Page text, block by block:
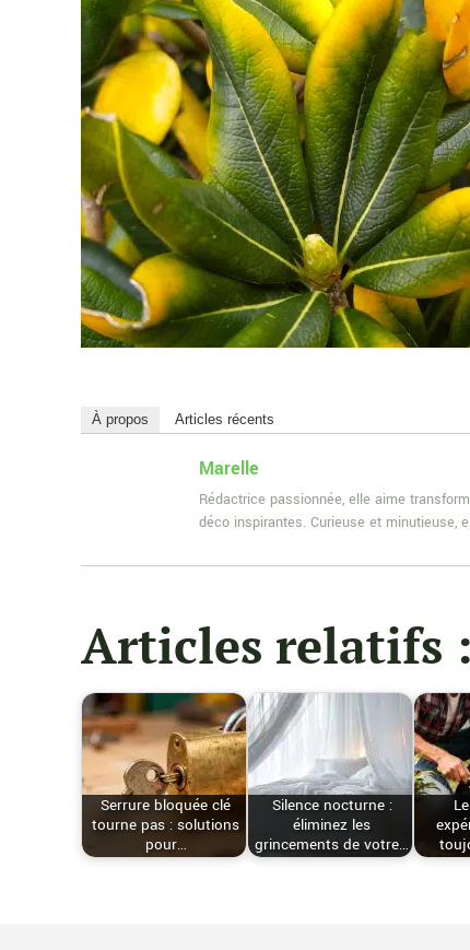
À propos Articles récents
Marelle
Rédactrice passionnée, elle aime
déco inspirantes. Curieuse et minutieuse,
Articles relatifs :
Serrure bloquée clé
tourne pas : solutions
pour…
Silence nocturne :
éliminez les
grincements de votre…